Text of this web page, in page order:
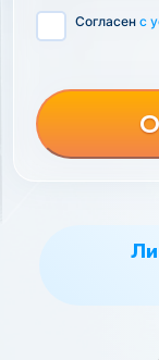
Согласен с